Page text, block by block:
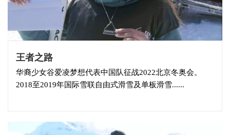
王者之路
华裔少女谷爱凌梦想代表中国队征战2022北京冬奥会。
2018至2019年国际雪联自由式滑雪及单板滑雪......